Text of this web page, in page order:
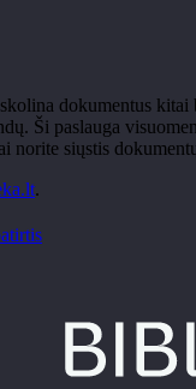
dokumentus
Ši paslauga
siųstis
.